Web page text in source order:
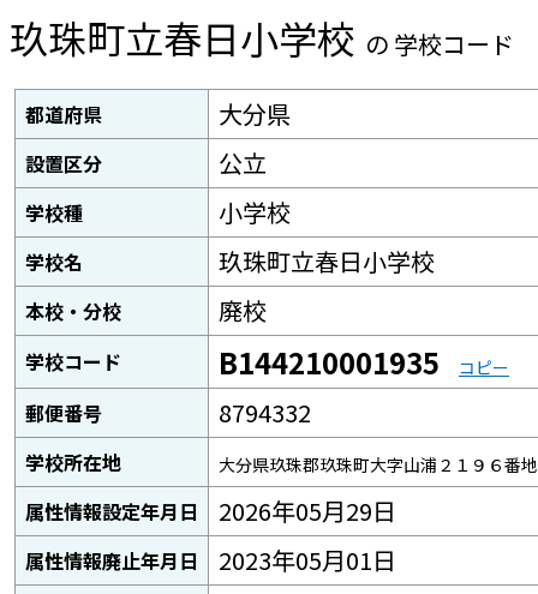
玖珠町立春日小学校 の 学校コード
都道府県 大分県
設置区分 公立
学校種 小学校
学校名 玖珠町立春日小学校
本校・分校 廃校
学校コード B144210001935 コピー
郵便番号 8794332
学校所在地 大分県玖珠郡玖珠町大字山浦２１９６番地
属性情報設定年月日 2026年05月29日
属性情報廃止年月日 2023年05月01日